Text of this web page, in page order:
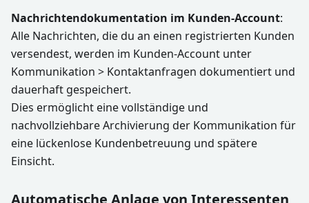
Nachrichtendokumentation im Kunden-Account:
Alle Nachrichten, die du an einen registrierten Kunden
versendest, werden im Kunden-Account unter
Kommunikation > Kontaktanfragen dokumentiert und
dauerhaft gespeichert.
Dies ermöglicht eine vollständige und
nachvollziehbare Archivierung der Kommunikation für
eine lückenlose Kundenbetreuung und spätere
Einsicht.
Automatische Anlage von Interessenten